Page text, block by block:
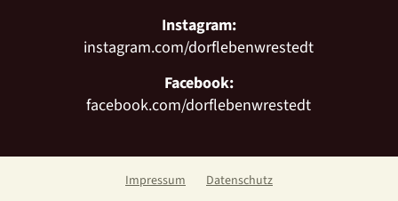
Instagram:
instagram.com/dorflebenwrestedt
Facebook:
facebook.com/dorflebenwrestedt
Impressum Datenschutz